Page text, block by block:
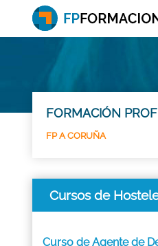
FORMACIÓN
FP A CORUÑA
Cursos de
Curso de Agente de